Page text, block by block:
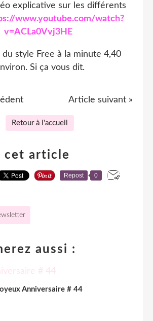
explicative sur les différents
www.youtube.com/watch?
v=ACLa0Vvj3HE
style Free à la minute 4,40
Si ça vous dit.
Article suivant »
Retour à l'accueil
cet article
Repost 0
aussi :
Anniversaire # 44